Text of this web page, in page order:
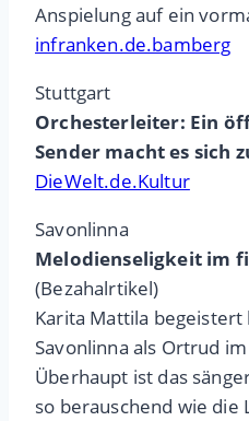
Anspielung auf ein
infranken.de.bamberg
Stuttgart
Orchesterleiter: Ein
Sender macht es sich
DieWelt.de.Kultur
Savonlinna
Melodienseligkeit im
(Bezahalrtikel)
Karita Mattila
Savonlinna als Ortrud
Überhaupt ist das
so berauschend wie die